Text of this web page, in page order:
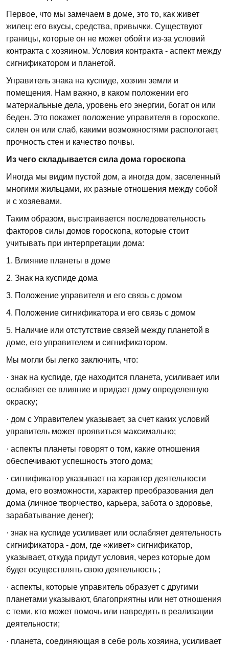
Первое, что мы замечаем в доме, это то, как живет
жилец: его вкусы, средства, привычки. Существуют
границы, которые он не может обойти из-за условий
контракта с хозяином. Условия контракта - аспект между
сигнификатором и планетой.
Управитель знака на куспиде, хозяин земли и
помещения. Нам важно, в каком положении его
материальные дела, уровень его энергии, богат он или
беден. Это покажет положение управителя в гороскопе,
силен он или слаб, какими возможностями распологает,
прочность стен и качество почвы.
Из чего складывается сила дома гороскопа
Иногда мы видим пустой дом, а иногда дом, заселенный
многими жильцами, их разные отношения между собой
и с хозяевами.
Таким образом, выстраивается последовательность
факторов силы домов гороскопа, которые стоит
учитывать при интерпретации дома:
1. Влияние планеты в доме
2. Знак на куспиде дома
3. Положение управителя и его связь с домом
4. Положение сигнификатора и его связь с домом
5. Наличие или отстутствие связей между планетой в
доме, его управителем и сигнификатором.
Мы могли бы легко заключить, что:
· знак на куспиде, где находится планета, усиливает или
ослабляет ее влияние и придает дому определенную
окраску;
· дом с Управителем указывает, за счет каких условий
управитель может проявиться максимально;
· аспекты планеты говорят о том, какие отношения
обеспечивают успешность этого дома;
· сигнификатор указывает на характер деятельности
дома, его возможности, характер преобразования дел
дома (личное творчество, карьера, забота о здоровье,
зарабатывание денег);
· знак на куспиде усиливает или ослабляет деятельность
сигнификатора - дом, где «живет» сигнификатор,
указывает, откуда придут условия, через которые дом
будет осуществлять свою деятельность ;
· аспекты, которые управитель образует с другими
планетами указывают, благоприятны или нет отношения
с теми, кто может помочь или навредить в реализации
деятельности;
· планета, соединяющая в себе роль хозяина, усиливает